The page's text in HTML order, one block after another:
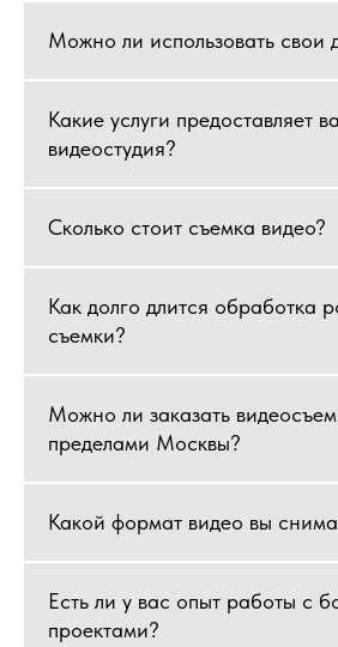
Можно ли использовать свои
Какие услуги предоставляет
видеостудия?
Сколько стоит съемка видео?
Как долго длится обработка
съемки?
Можно ли заказать
пределами Москвы?
Какой формат видео вы
Есть ли у вас опыт работы с
проектами?